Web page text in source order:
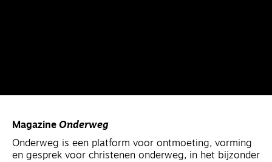
Magazine Onderweg
Onderweg is een platform voor ontmoeting, vorming
en gesprek voor christenen onderweg, in het bijzonder